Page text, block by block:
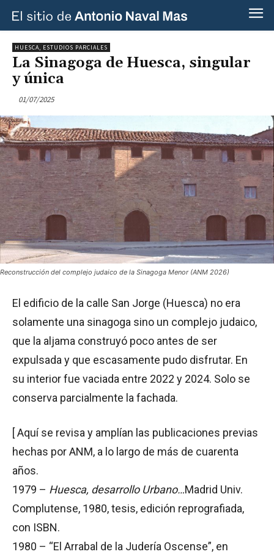
HUESCA, ESTUDIOS PARCIALES
La Sinagoga de Huesca, singular
y única
01/07/2025
Reconstrucción del complejo judaico de la Sinagoga Menor (ANM 2026)
El edificio de la calle San Jorge (Huesca) no era
solamente una sinagoga sino un complejo judaico,
que la aljama construyó poco antes de ser
expulsada y que escasamente pudo disfrutar. En
su interior fue vaciada entre 2022 y 2024. Solo se
conserva parcialmente la fachada.
[ Aquí se revisa y amplían las publicaciones previas
hechas por ANM, a lo largo de más de cuarenta
años.
1979 – Huesca, desarrollo Urbano…Madrid Univ.
Complutense, 1980, tesis, edición reprografiada,
con ISBN.
1980 – “El Arrabal de la Judería Oscense”, en